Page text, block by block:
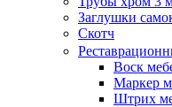
Заглушки
Скотч
Воск
Маркер
Штрих